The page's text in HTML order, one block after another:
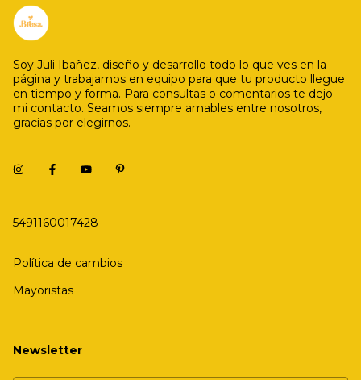
Soy Juli Ibañez, diseño y desarrollo todo lo que ves en la
página y trabajamos en equipo para que tu producto llegue
en tiempo y forma. Para consultas o comentarios te dejo
mi contacto. Seamos siempre amables entre nosotros,
gracias por elegirnos.
5491160017428
Política de cambios
Mayoristas
Newsletter